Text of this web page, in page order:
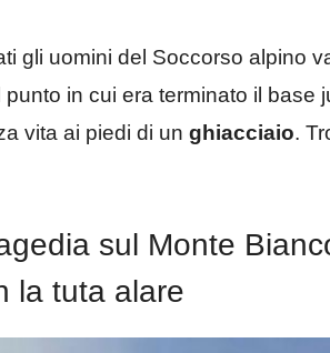
gli uomini del Soccorso alpino
punto in cui era terminato il base
vita ai piedi di un ghiacciaio.
sul Monte
la tuta alare